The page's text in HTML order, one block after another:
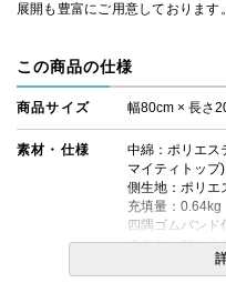
展開も豊富にご用意しております。
この商品の仕様
商品サイズ 幅80cm × 長さ
素材・仕様
中綿：ポリエ
マイティトップ)
側生地：ポリエ
充填量：0.64kg
四隅ゴムバンド
キルト：ひょう